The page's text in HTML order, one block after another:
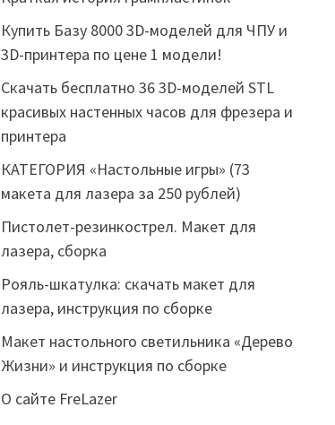
Купить Базу 8000 3D-моделей для ЧПУ и
3D-принтера по цене 1 модели!
Скачать бесплатно 36 3D-моделей STL
красивых настенных часов для фрезера и
принтера
КАТЕГОРИЯ «Настольные игры» (73
макета для лазера за 250 рублей)
Пистолет-резинкострел. Макет для
лазера, сборка
Рояль-шкатулка: скачать макет для
лазера, инструкция по сборке
Макет настольного светильника «Дерево
Жизни» и инструкция по сборке
О сайте FreLazer